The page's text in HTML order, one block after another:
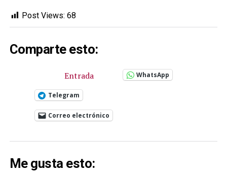
Post Views: 68
Comparte esto:
Entrada WhatsApp
Telegram
Correo electrónico
Me gusta esto: